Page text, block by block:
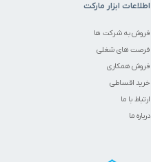
اطلاعات ابزار مارکت
فروش به شرکت ها
فرصت های شغلی
فروش همکاری
خرید اقساطی
ارتباط با ما
درباره ما